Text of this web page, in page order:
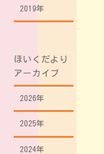
2019年
ほいくだより
アーカイブ
2026年
2025年
2024年